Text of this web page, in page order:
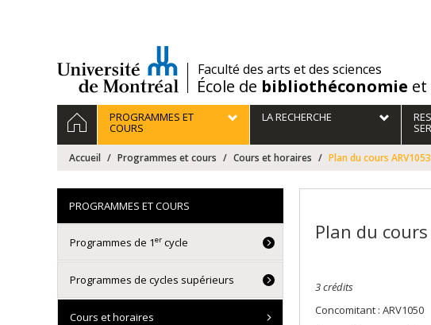
/Faculté des arts et des sciences
École de bibliothéconomie et
Navigation
principale
ACCUEILPROGRAMMES ET
COURS
LA RECHERCHE
Accueil Programmes et cours Cours et horaires Plan du cours
Plan du
3 crédits
Concomitant : ARV1050
PROGRAMMES ET COURS
Programmes de 1er cycle
Programmes de cycles supérieurs
Cours et horaires